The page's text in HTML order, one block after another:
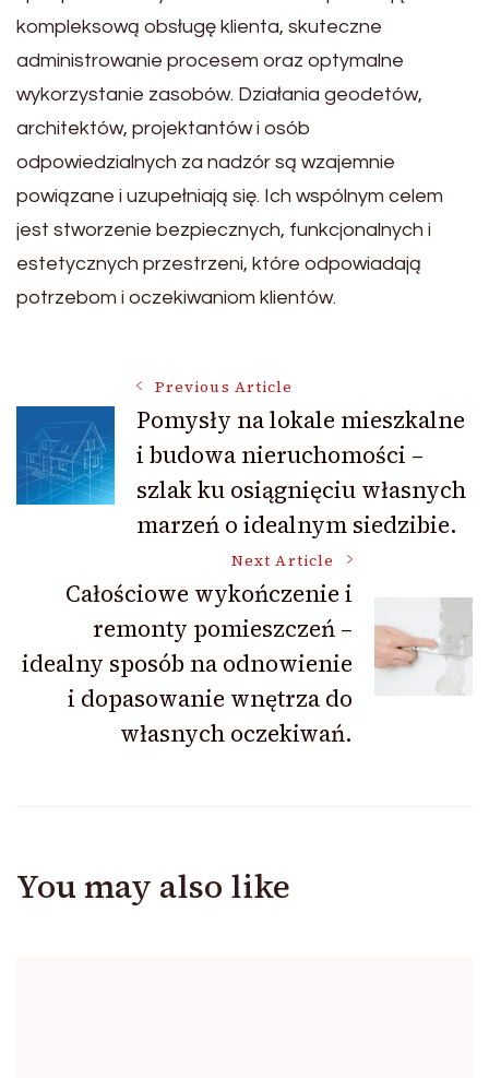
kompleksową obsługę klienta, skuteczne
administrowanie procesem oraz optymalne
wykorzystanie zasobów. Działania geodetów,
architektów, projektantów i osób
odpowiedzialnych za nadzór są wzajemnie
powiązane i uzupełniają się. Ich wspólnym celem
jest stworzenie bezpiecznych, funkcjonalnych i
estetycznych przestrzeni, które odpowiadają
potrzebom i oczekiwaniom klientów.
Post
Navigation
Previous Article
Pomysły na lokale mieszkalne
i budowa nieruchomości –
szlak ku osiągnięciu własnych
marzeń o idealnym siedzibie.
Next Article
Całościowe wykończenie i
remonty pomieszczeń –
idealny sposób na odnowienie
i dopasowanie wnętrza do
własnych oczekiwań.
You may also like